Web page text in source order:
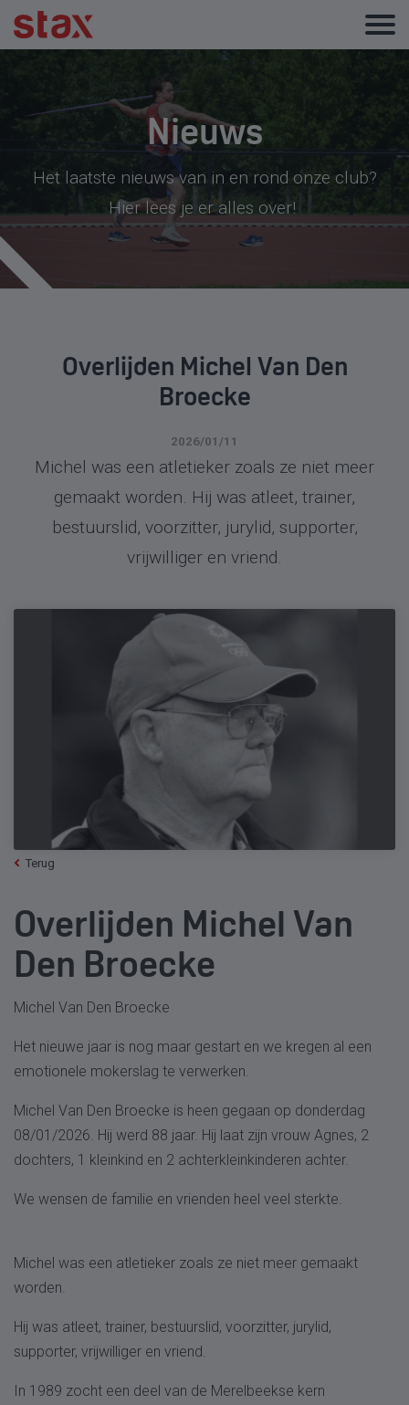
Nieuws
Het laatste nieuws van in en rond onze club?
Hier lees je er alles over!
Overlijden Michel Van Den
Broecke
2026/01/11
Michel was een atletieker zoals ze niet meer
gemaakt worden. Hij was atleet, trainer,
bestuurslid, voorzitter, jurylid, supporter,
vrijwilliger en vriend.
Terug
Overlijden Michel Van
Den Broecke
Michel Van Den Broecke
Het nieuwe jaar is nog maar gestart en we kregen al een
emotionele mokerslag te verwerken.
Michel Van Den Broecke is heen gegaan op donderdag
08/01/2026. Hij werd 88 jaar. Hij laat zijn vrouw Agnes, 2
dochters, 1 kleinkind en 2 achterkleinkinderen achter.
We wensen de familie en vrienden heel veel sterkte.
Michel was een atletieker zoals ze niet meer gemaakt
worden.
Hij was atleet, trainer, bestuurslid, voorzitter, jurylid,
supporter, vrijwilliger en vriend.
In 1989 zocht een deel van de Merelbeekse kern